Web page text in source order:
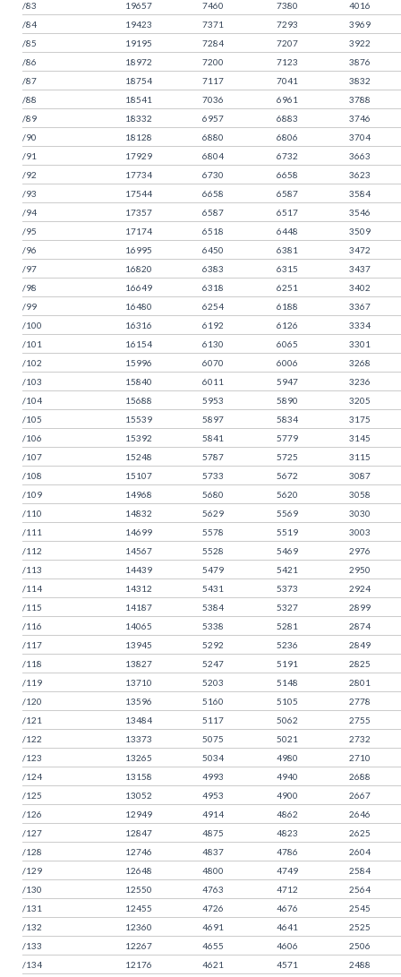
/83 19657 7460 7380
4016
/84
19423 7371 7293
3969
/85
19195 7284 7207
3922
/86
18972 7200 7123
3876
/87
18754 7117 7041
3832
/88
18541 7036 6961
3788
/89
18332 6957 6883
3746
/90
18128 6880 6806
3704
/91
17929 6804 6732
3663
/92
17734 6730 6658
3623
/93
17544 6658 6587
3584
/94
17357 6587 6517
3546
/95
17174 6518 6448
3509
/96
16995 6450 6381
3472
/97
16820 6383 6315
3437
/98
16649 6318 6251
3402
/99
16480 6254 6188
3367
/100
16316 6192 6126
3334
/101
16154 6130 6065
3301
/102
15996 6070 6006
3268
/103
15840 6011 5947
3236
/104
15688 5953 5890
3205
/105
15539 5897 5834
3175
/106
15392 5841 5779
3145
/107
15248 5787 5725
3115
/108
15107 5733 5672
3087
/109
14968 5680 5620
3058
/110
14832 5629 5569
3030
/111
14699 5578 5519
3003
/112
14567 5528 5469
2976
/113
14439 5479 5421
2950
/114
14312 5431 5373
2924
/115
14187 5384 5327
2899
/116
14065 5338 5281
2874
/117
13945 5292 5236
2849
/118
13827 5247 5191
2825
/119
13710 5203 5148
2801
/120
13596 5160 5105
2778
/121
13484 5117 5062
2755
/122
13373 5075 5021
2732
/123
13265 5034 4980
2710
/124
13158 4993 4940
2688
/125
13052 4953 4900
2667
/126
12949 4914 4862
2646
/127
12847 4875 4823
2625
/128
12746 4837 4786
2604
/129
12648 4800 4749
2584
/130
12550 4763 4712
2564
/131
12455 4726 4676
2545
/132
12360 4691 4641
2525
/133
12267 4655 4606
2506
/134
12176 4621 4571
2488